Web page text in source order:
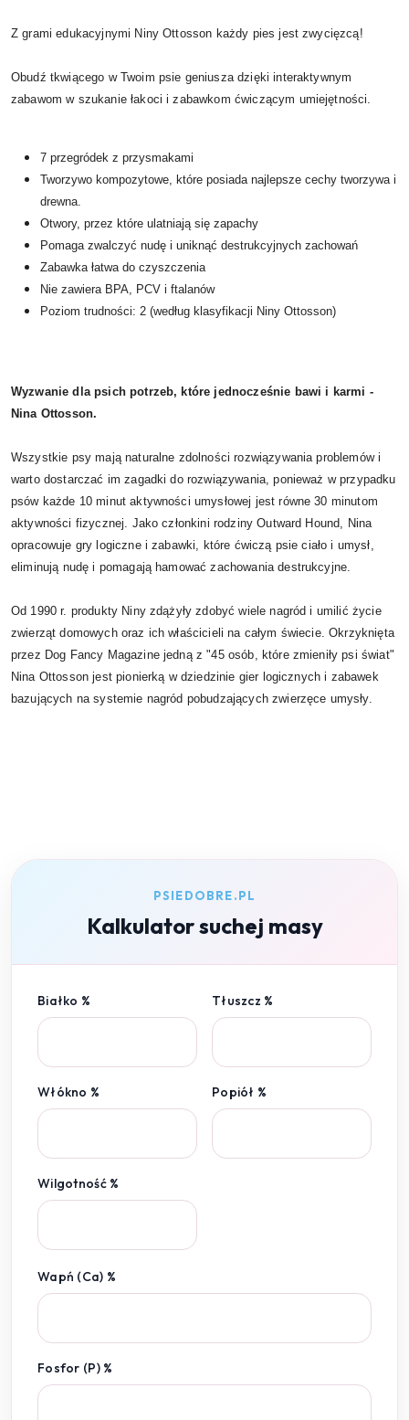
Z grami edukacyjnymi Niny Ottosson każdy pies jest zwycięzcą!
Obudź tkwiącego w Twoim psie geniusza dzięki interaktywnym
zabawom w szukanie łakoci i zabawkom ćwiczącym umiejętności.
7 przegródek z przysmakami
Tworzywo kompozytowe, które posiada najlepsze cechy tworzywa i
drewna.
Otwory, przez które ulatniają się zapachy
Pomaga zwalczyć nudę i uniknąć destrukcyjnych zachowań
Zabawka łatwa do czyszczenia
Nie zawiera BPA, PCV i ftalanów
Poziom trudności: 2 (według klasyfikacji Niny Ottosson)
Wyzwanie dla psich potrzeb, które jednocześnie bawi i karmi -
Nina Ottosson.
Wszystkie psy mają naturalne zdolności rozwiązywania problemów i
warto dostarczać im zagadki do rozwiązywania, ponieważ w przypadku
psów każde 10 minut aktywności umysłowej jest równe 30 minutom
aktywności fizycznej. Jako członkini rodziny Outward Hound, Nina
opracowuje gry logiczne i zabawki, które ćwiczą psie ciało i umysł,
eliminują nudę i pomagają hamować zachowania destrukcyjne.
Od 1990 r. produkty Niny zdążyły zdobyć wiele nagród i umilić życie
zwierząt domowych oraz ich właścicieli na całym świecie. Okrzyknięta
przez Dog Fancy Magazine jedną z "45 osób, które zmieniły psi świat"
Nina Ottosson jest pionierką w dziedzinie gier logicznych i zabawek
bazujących na systemie nagród pobudzających zwierzęce umysły.
PSIEDOBRE.PL
Kalkulator suchej masy
Białko % Tłuszcz %
Włókno % Popiół %
Wilgotność %
Wapń (Ca) %
Fosfor (P) %